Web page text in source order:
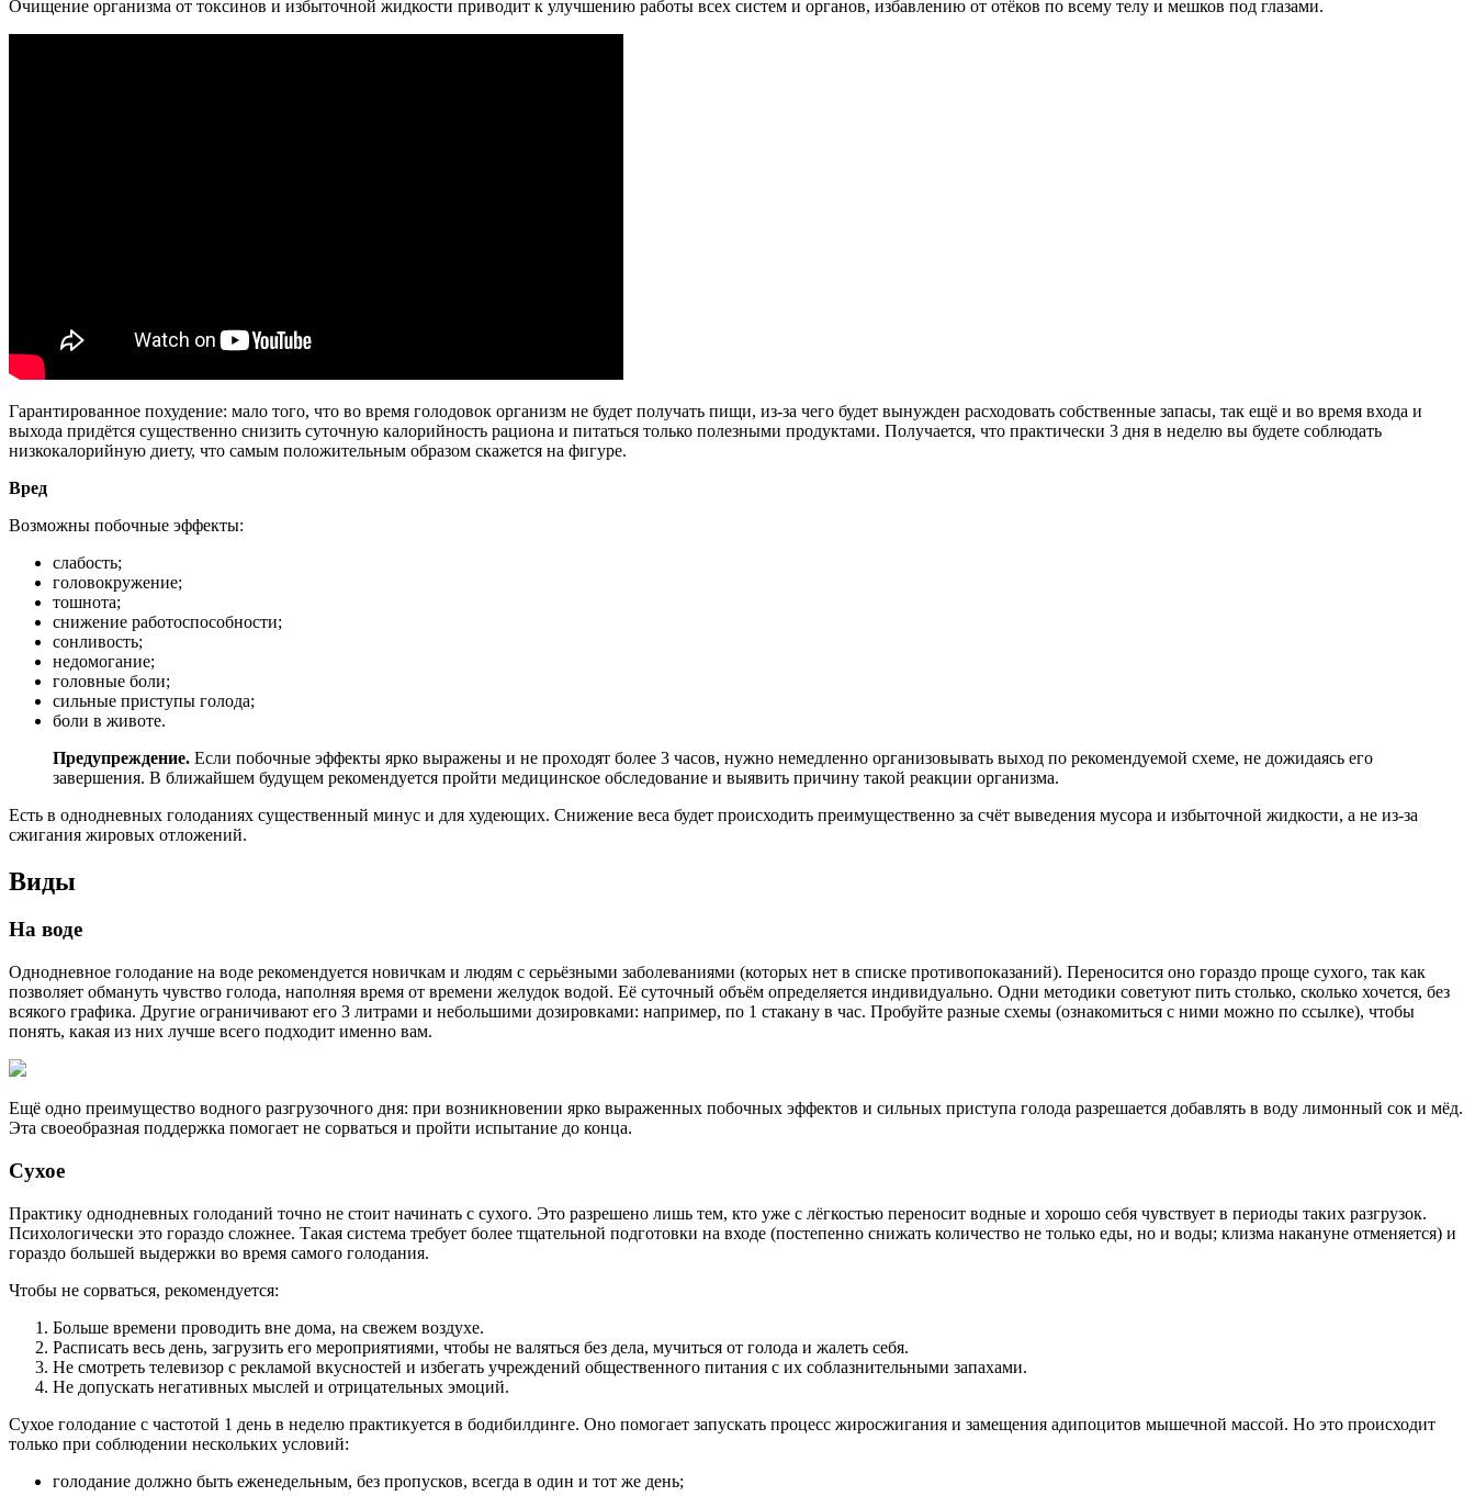
Очищение организма от токсинов и избыточной жидкости приводит к улучшению работы всех систем и органов, избавлению от отёков по всему телу и мешков под глазами.
Гарантированное похудение: мало того, что во время голодовок организм не будет получать пищи, из-за чего будет вынужден расходовать собственные запасы, так ещё и во время входа и
выхода придётся существенно снизить суточную калорийность рациона и питаться только полезными продуктами. Получается, что практически 3 дня в неделю вы будете соблюдать
низкокалорийную диету, что самым положительным образом скажется на фигуре.
Вред
Возможны побочные эффекты:
слабость;
головокружение;
тошнота;
снижение работоспособности;
сонливость;
недомогание;
головные боли;
сильные приступы голода;
боли в животе.
Предупреждение. Если побочные эффекты ярко выражены и не проходят более 3 часов, нужно немедленно организовывать выход по рекомендуемой схеме, не дожидаясь его
завершения. В ближайшем будущем рекомендуется пройти медицинское обследование и выявить причину такой реакции организма.
Есть в однодневных голоданиях существенный минус и для худеющих. Снижение веса будет происходить преимущественно за счёт выведения мусора и избыточной жидкости, а не из-за
сжигания жировых отложений.
Виды
На воде
Однодневное голодание на воде рекомендуется новичкам и людям с серьёзными заболеваниями (которых нет в списке противопоказаний). Переносится оно гораздо проще сухого, так как
позволяет обмануть чувство голода, наполняя время от времени желудок водой. Её суточный объём определяется индивидуально. Одни методики советуют пить столько, сколько хочется, без
всякого графика. Другие ограничивают его 3 литрами и небольшими дозировками: например, по 1 стакану в час. Пробуйте разные схемы (ознакомиться с ними можно по ссылке), чтобы
понять, какая из них лучше всего подходит именно вам.
Ещё одно преимущество водного разгрузочного дня: при возникновении ярко выраженных побочных эффектов и сильных приступа голода разрешается добавлять в воду лимонный сок и мёд.
Эта своеобразная поддержка помогает не сорваться и пройти испытание до конца.
Сухое
Практику однодневных голоданий точно не стоит начинать с сухого. Это разрешено лишь тем, кто уже с лёгкостью переносит водные и хорошо себя чувствует в периоды таких разгрузок.
Психологически это гораздо сложнее. Такая система требует более тщательной подготовки на входе (постепенно снижать количество не только еды, но и воды; клизма накануне отменяется) и
гораздо большей выдержки во время самого голодания.
Чтобы не сорваться, рекомендуется:
Больше времени проводить вне дома, на свежем воздухе.
Расписать весь день, загрузить его мероприятиями, чтобы не валяться без дела, мучиться от голода и жалеть себя.
Не смотреть телевизор с рекламой вкусностей и избегать учреждений общественного питания с их соблазнительными запахами.
Не допускать негативных мыслей и отрицательных эмоций.
Сухое голодание с частотой 1 день в неделю практикуется в бодибилдинге. Оно помогает запускать процесс жиросжигания и замещения адипоцитов мышечной массой. Но это происходит
только при соблюдении нескольких условий:
голодание должно быть еженедельным, без пропусков, всегда в один и тот же день;